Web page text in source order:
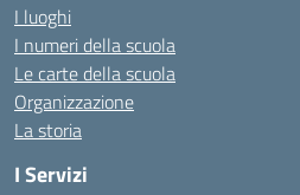
I luoghi
I numeri della scuola
Le carte della scuola
Organizzazione
La storia
I Servizi